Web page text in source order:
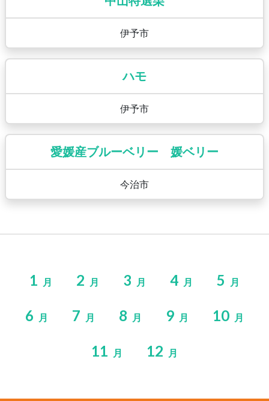
伊予市
ハモ
伊予市
愛媛産ブルーベリー 媛ベリー
今治市
1 月 2 月 3 月 4 月 5 月
6 月 7 月 8 月 9 月 10 月
11 月 12 月